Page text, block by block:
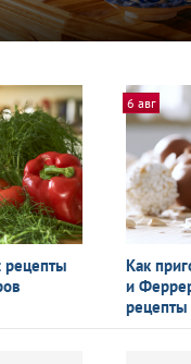
рецепты
6 авг
Как
и